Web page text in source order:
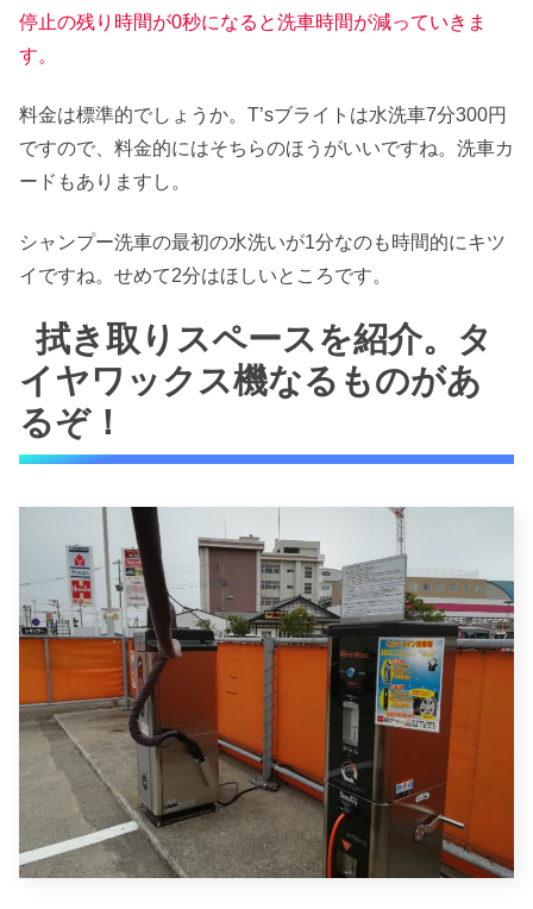
停止の残り時間が0秒になると洗車時間が減っていきま
す。
料金は標準的でしょうか。T’sブライトは水洗車7分300円
ですので、料金的にはそちらのほうがいいですね。洗車カ
ードもありますし。
シャンプー洗車の最初の水洗いが1分なのも時間的にキツ
イですね。せめて2分はほしいところです。
拭き取りスペースを紹介。タ
イヤワックス機なるものがあ
るぞ！